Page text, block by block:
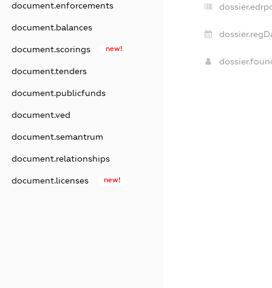
document.enforcements
document.balances
document.scorings new!
document.tenders
document.publicfunds
document.ved
document.semantrum
document.relationships
document.licenses new!